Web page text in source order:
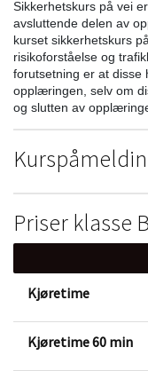
Sikkerhetskurs på vei
avsluttende delen av
kurset sikkerhetskurs
risikoforståelse og
forutsetning er at
opplæringen, selv om
og slutten av
Priser klasse
Kjøretime
Kjøretime 60 min